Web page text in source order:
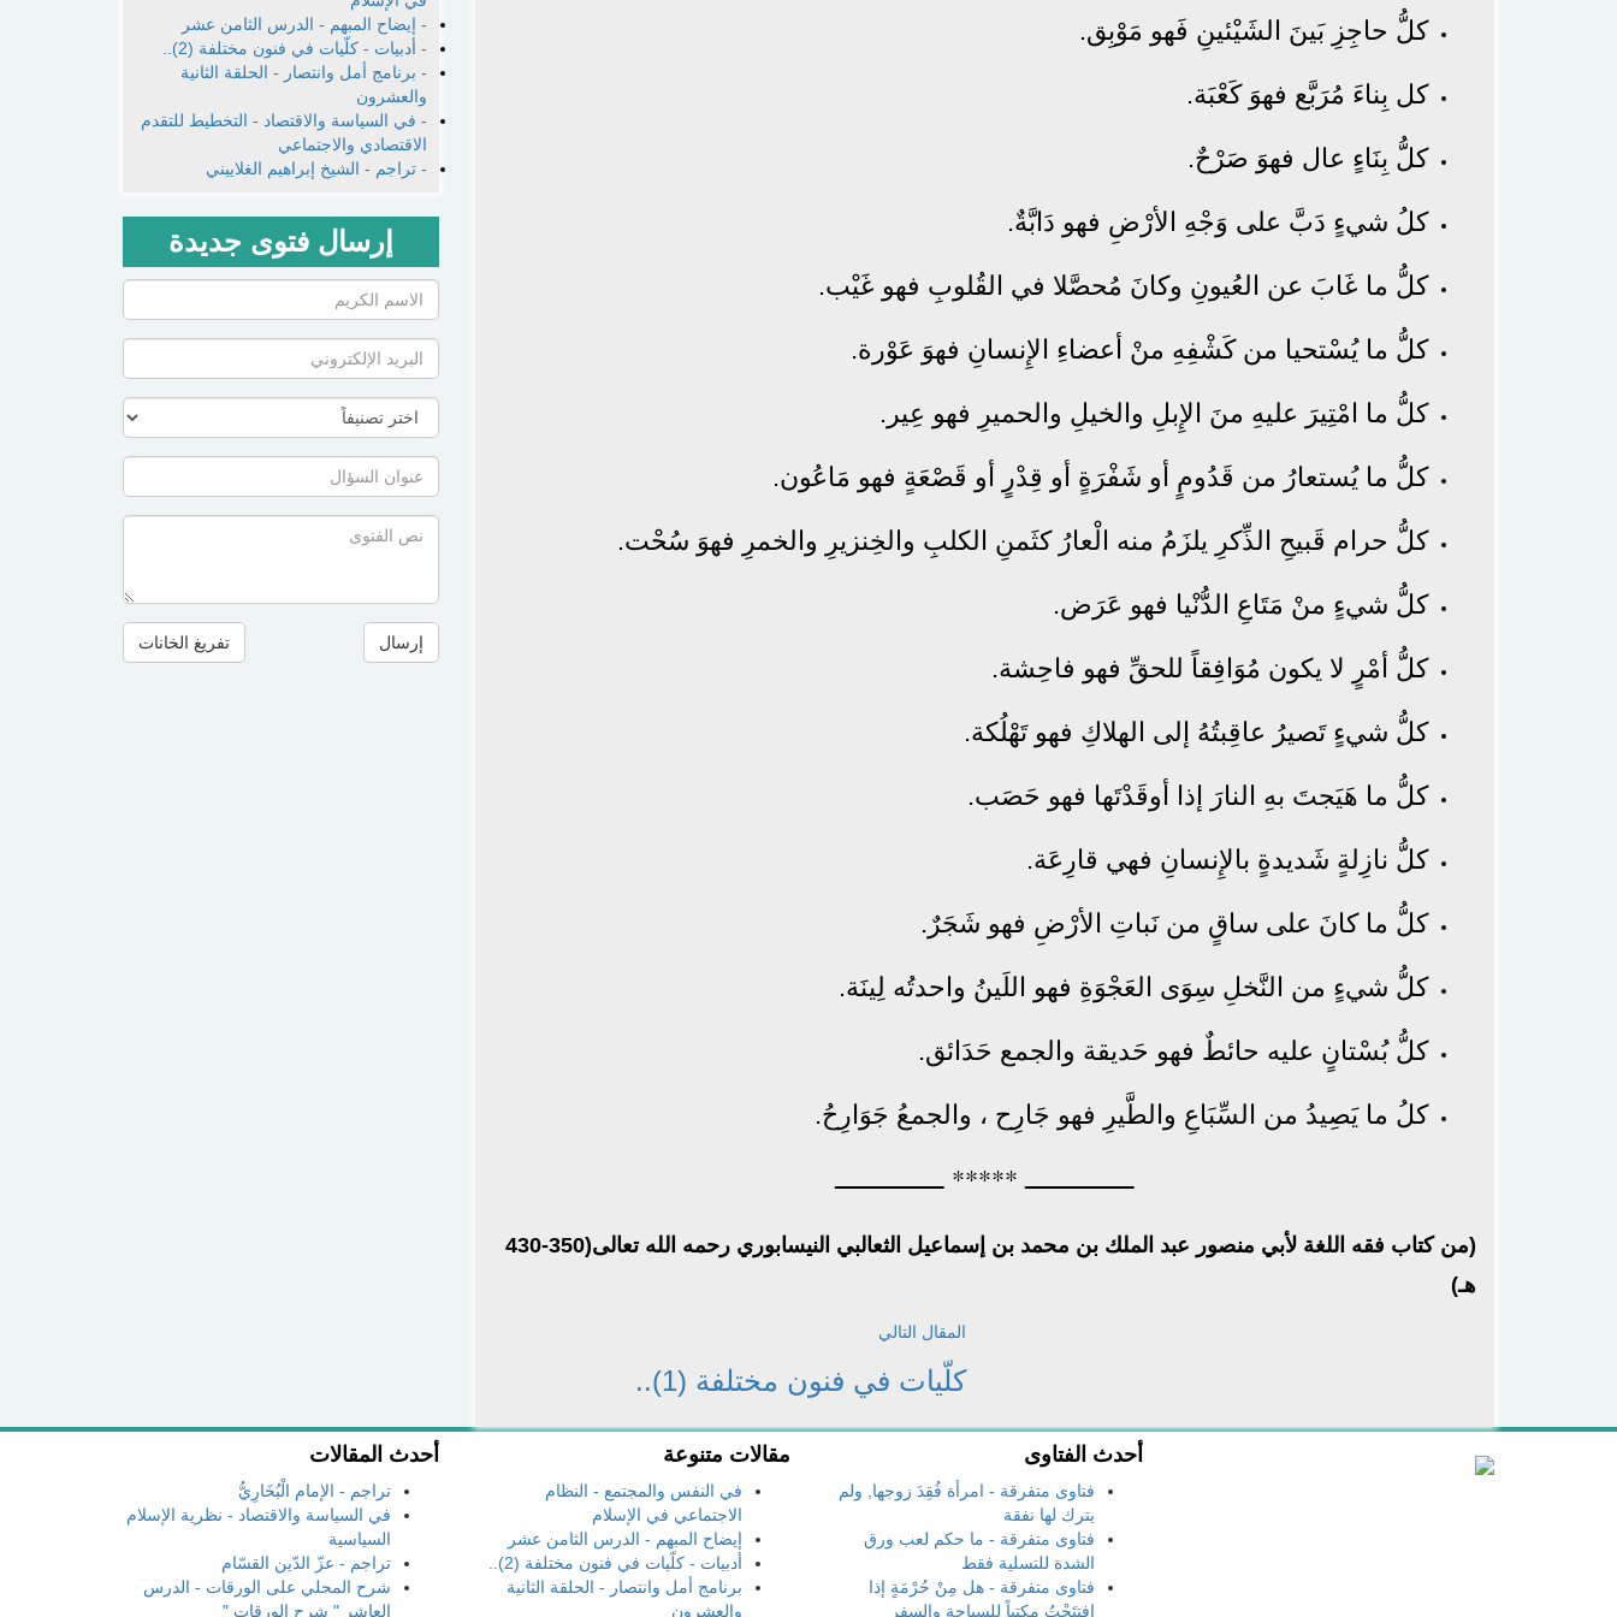
كلُّ حاجِزِ بَينَ الشَيْئينِ فَهو مَوْبِق.
كل بِناءَ مُرَبَّع فهوَ كَعْبَة.
كلُّ بِنَاءٍ عال فهوَ صَرْحٌ.
كلُ شيءٍ دَبَّ على وَجْهِ الأرْضِ فهو دَابَّةٌ.
كلُّ ما غَابَ عن العُيونِ وكانَ مُحصَّلا في القُلوبِ فهو غَيْب.
كلُّ ما يُسْتحيا من كَشْفِهِ منْ أعضاءِ الإِنسانِ فهوَ عَوْرة.
كلُّ ما امْتِيرَ عليهِ منَ الإِبلِ والخيلِ والحميرِ فهو عِير.
كلُّ ما يُستعارُ من قَدُومٍ أو شَفْرَةٍ أو قِدْرٍ أو قَصْعَةٍ فهو مَاعُون.
كلُّ حرام قَبيحِ الذِّكرِ يلزَمُ منه الْعارُ كثَمنِ الكلبِ والخِنزيرِ والخمرِ فهوَ سُحْت.
كلُّ شيءٍ منْ مَتَاعِ الدُّنْيا فهو عَرَض.
كلُّ أمْرٍ لا يكون مُوَافِقاً للحقِّ فهو فاحِشة.
كلُّ شيءٍ تَصيرُ عاقِبتُهُ إلى الهلاكِ فهو تَهْلُكة.
كلُّ ما هَيَجتَ بهِ النارَ إذا أوقَدْتَها فهو حَصَب.
كلُّ نازِلةٍ شَديدةٍ بالإِنسانِ فهي قارِعَة.
كلُّ ما كانَ على ساقٍ من نَباتِ الأرْضِ فهو شَجَرٌ.
كلُّ شيءٍ من النَّخلِ سِوَى العَجْوَةِ فهو اللَينُ واحدتُه لِينَة.
كلُّ بُسْتانٍ عليه حائطٌ فهو حَديقة والجمع حَدَائق.
كلُ ما يَصِيدُ من السِّبَاعِ والطَّيرِ فهو جَارِح ، والجمعُ جَوَارِحُ.
​ـــــــــــــــ ​***** ـــــــــــــــ
(من كتاب فقه اللغة لأبي منصور عبد الملك بن محمد بن إسماعيل الثعالبي النيسابوري رحمه الله تعالى(350-430
هـ)
المقال التالي
كلّيات في فنون مختلفة (1)..
- إيضاح المبهم - الدرس الثامن عشر
- أدبيات - كلّيات في فنون مختلفة (2)..
- برنامج أمل وانتصار - الحلقة الثانية
والعشرون
- في السياسة والاقتصاد - التخطيط للتقدم
الاقتصادي والاجتماعي
- تراجم - الشيخ إبراهيم الغلاييني
إرسال فتوى جديدة
إرسال تفريغ الخانات
أحدث الفتاوى
فتاوى متفرقة - امرأة فُقِدَ زوجها, ولم
يترك لها نفقة
فتاوى متفرقة - ما حكم لعب ورق
الشدة للتسلية فقط
فتاوى متفرقة - هل مِنْ حُرْمَةٍ إذا
افتتَحْتُ مكتباً للسياحة والسفر
مقالات متنوعة
في النفس والمجتمع - النظام
الاجتماعي في الإسلام
إيضاح المبهم - الدرس الثامن عشر
أدبيات - كلّيات في فنون مختلفة (2)..
برنامج أمل وانتصار - الحلقة الثانية
والعشرون
أحدث المقالات
تراجم - الإمام الْبُخَارِيُّ
في السياسة والاقتصاد - نظرية الإسلام
السياسية
تراجم - عزّ الدّين القسّام
شرح المحلي على الورقات - الدرس
العاشر " شرح الورقات "